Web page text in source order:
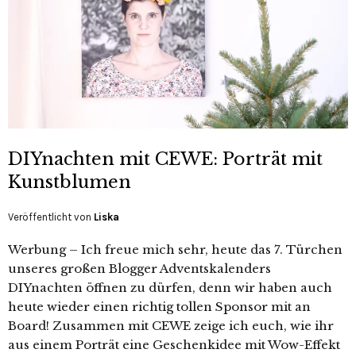
DIYnachten mit CEWE: Porträt mit
Kunstblumen
Veröffentlicht von Liska
Werbung – Ich freue mich sehr, heute das 7. Türchen
unseres großen Blogger Adventskalenders
DIYnachten öffnen zu dürfen, denn wir haben auch
heute wieder einen richtig tollen Sponsor mit an
Board! Zusammen mit CEWE zeige ich euch, wie ihr
aus einem Porträt eine Geschenkidee mit Wow-Effekt